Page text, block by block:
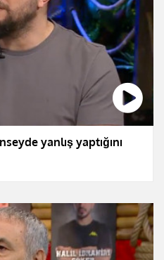
yanlış yaptığını